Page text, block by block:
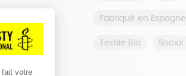
Fabriqué en Espagne
Textile Bio Social